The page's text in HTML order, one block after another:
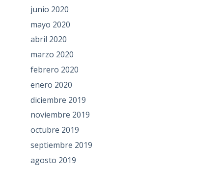
junio 2020
mayo 2020
abril 2020
marzo 2020
febrero 2020
enero 2020
diciembre 2019
noviembre 2019
octubre 2019
septiembre 2019
agosto 2019